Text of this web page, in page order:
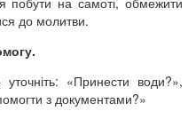
до молитви.
«Принести води?»,
з документами?»